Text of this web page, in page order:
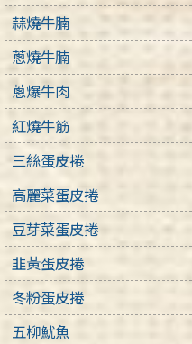
蒜燒牛腩
蔥燒牛腩
蔥爆牛肉
紅燒牛筋
三絲蛋皮捲
高麗菜蛋皮捲
豆芽菜蛋皮捲
韭黃蛋皮捲
冬粉蛋皮捲
五柳魷魚